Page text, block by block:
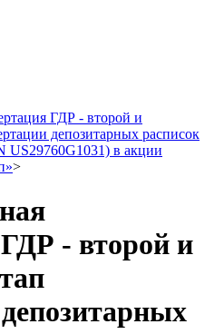
ГДР - второй и
депозитарных расписок
US29760G1031) в акции
>
- второй и